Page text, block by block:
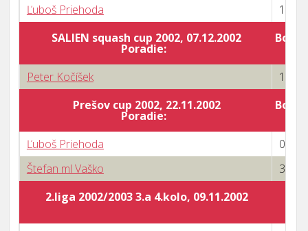
Ľuboš Priehoda
1 : 3
SALIEN squash cup 2002, 07.12.2002
Poradie:
Body
Peter Kočíšek
1 : 3
Prešov cup 2002, 22.11.2002
Poradie:
Body
Ľuboš Priehoda
0 : 3
Štefan ml Vaško
3 : 0
2.liga 2002/2003 3.a 4.kolo, 09.11.2002